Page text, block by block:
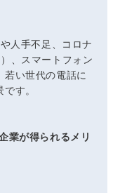
人手不足、コロナ
、スマートフォン
若い世代の電話に
す。
業が得られるメリ